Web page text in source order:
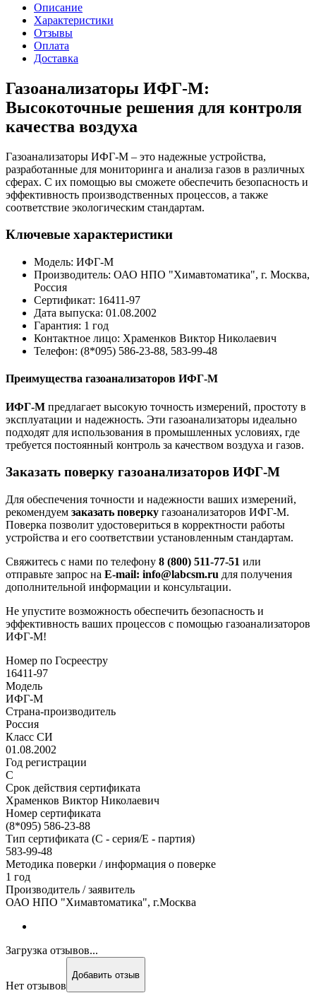
Описание
Характеристики
Отзывы
Оплата
Доставка
Газоанализаторы ИФГ-М:
Высокоточные решения для контроля
качества воздуха
Газоанализаторы ИФГ-М – это надежные устройства,
разработанные для мониторинга и анализа газов в различных
сферах. С их помощью вы сможете обеспечить безопасность и
эффективность производственных процессов, а также
соответствие экологическим стандартам.
Ключевые характеристики
Модель: ИФГ-М
Производитель: ОАО НПО "Химавтоматика", г. Москва,
Россия
Сертификат: 16411-97
Дата выпуска: 01.08.2002
Гарантия: 1 год
Контактное лицо: Храменков Виктор Николаевич
Телефон: (8*095) 586-23-88, 583-99-48
Преимущества газоанализаторов ИФГ-М
ИФГ-М предлагает высокую точность измерений, простоту в
эксплуатации и надежность. Эти газоанализаторы идеально
подходят для использования в промышленных условиях, где
требуется постоянный контроль за качеством воздуха и газов.
Заказать поверку газоанализаторов ИФГ-М
Для обеспечения точности и надежности ваших измерений,
рекомендуем заказать поверку газоанализаторов ИФГ-М.
Поверка позволит удостовериться в корректности работы
устройства и его соответствии установленным стандартам.
Свяжитесь с нами по телефону 8 (800) 511-77-51 или
отправьте запрос на E-mail: info@labcsm.ru для получения
дополнительной информации и консультации.
Не упустите возможность обеспечить безопасность и
эффективность ваших процессов с помощью газоанализаторов
ИФГ-М!
Номер по Госреестру
16411-97
Модель
ИФГ-М
Страна-производитель
Россия
Класс СИ
01.08.2002
Год регистрации
С
Срок действия сертификата
Храменков Виктор Николаевич
Номер сертификата
(8*095) 586-23-88
Тип сертификата (C - серия/E - партия)
583-99-48
Методика поверки / информация о поверке
1 год
Производитель / заявитель
ОАО НПО "Химавтоматика", г.Москва
Загрузка отзывов...
Нет отзывов
Добавить отзыв